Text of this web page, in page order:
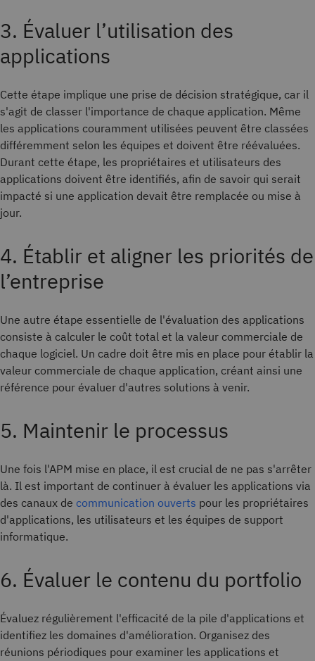
3. Évaluer l’utilisation des
applications
Cette étape implique une prise de décision stratégique, car il
s'agit de classer l'importance de chaque application. Même
les applications couramment utilisées peuvent être classées
différemment selon les équipes et doivent être réévaluées.
Durant cette étape, les propriétaires et utilisateurs des
applications doivent être identifiés, afin de savoir qui serait
impacté si une application devait être remplacée ou mise à
jour.
4. Établir et aligner les priorités de
l’entreprise
Une autre étape essentielle de l'évaluation des applications
consiste à calculer le coût total et la valeur commerciale de
chaque logiciel. Un cadre doit être mis en place pour établir la
valeur commerciale de chaque application, créant ainsi une
référence pour évaluer d'autres solutions à venir.
5. Maintenir le processus
Une fois l'APM mise en place, il est crucial de ne pas s'arrêter
là. Il est important de continuer à évaluer les applications via
des canaux de communication ouverts pour les propriétaires
d'applications, les utilisateurs et les équipes de support
informatique.
6. Évaluer le contenu du portfolio
Évaluez régulièrement l'efficacité de la pile d'applications et
identifiez les domaines d'amélioration. Organisez des
réunions périodiques pour examiner les applications et